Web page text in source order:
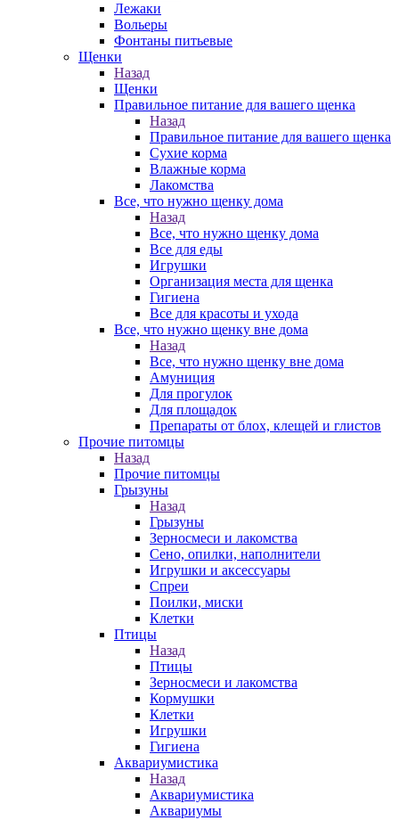
Лежаки
Вольеры
Фонтаны питьевые
Щенки
Назад
Щенки
Правильное питание для вашего щенка
Назад
Правильное питание для вашего щенка
Сухие корма
Влажные корма
Лакомства
Все, что нужно щенку дома
Назад
Все, что нужно щенку дома
Все для еды
Игрушки
Организация места для щенка
Гигиена
Все для красоты и ухода
Все, что нужно щенку вне дома
Назад
Все, что нужно щенку вне дома
Амуниция
Для прогулок
Для площадок
Препараты от блох, клещей и глистов
Прочие питомцы
Назад
Прочие питомцы
Грызуны
Назад
Грызуны
Зерносмеси и лакомства
Сено, опилки, наполнители
Игрушки и аксессуары
Спреи
Поилки, миски
Клетки
Птицы
Назад
Птицы
Зерносмеси и лакомства
Кормушки
Клетки
Игрушки
Гигиена
Аквариумистика
Назад
Аквариумистика
Аквариумы